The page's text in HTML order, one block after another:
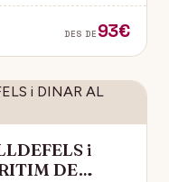
DES DE 93€
i
DE